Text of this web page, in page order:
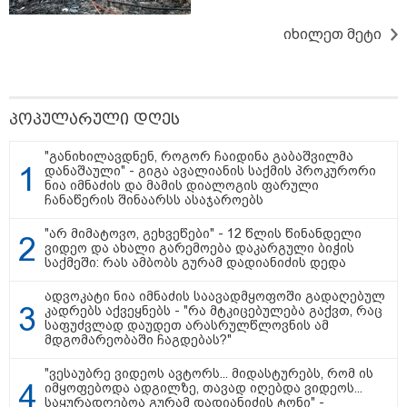
"ახლა მე ერთი წინადადება
რომ ვთქვა, ის გახდის ნათელს,
თუ რატომ იყო ნია იმნაძე
15:03 / 08-08-2026
ბეჭდები, ოჯახის რელიკვია,
შემთხვევით ნაგავში გადააგდო
- ბეჭდები 9 ტონა ნაგავში
იპოვეს
13:16 / 08-08-2026
ვიღებთ ხალხისგან" - რას წერს
ადვოკატი ტარიელ კაკაბაძე
იხილეთ მეტი
პოპულარული დღეს
"განიხილავდნენ, როგორ ჩაიდინა გაბაშვილმა
დანაშაული" - გიგა ავალიანის საქმის პროკურორი
ნია იმნაძის და მამის დიალოგის ფარული
ჩანაწერის შინაარსს ასაჯაროებს
"არ მიმატოვო, გეხვეწები" - 12 წლის წინანდელი
ვიდეო და ახალი გარემოება დაკარგული ბიჭის
საქმეში: რას ამბობს გურამ დადიანიძის დედა
ადვოკატი ნია იმნაძის საავადმყოფოში გადაღებულ
კადრებს აქვეყნებს - "რა მტკიცებულება გაქვთ, რაც
საფუძვლად დაუდეთ არასრულწლოვნის ამ
მდგომარეობაში ჩაგდებას?"
"ვესაუბრე ვიდეოს ავტორს... მიდასტურებს, რომ ის
იმყოფებოდა ადგილზე, თავად იღებდა ვიდეოს...
საყურადღებოა გურამ დადიანიძის ტონი" -